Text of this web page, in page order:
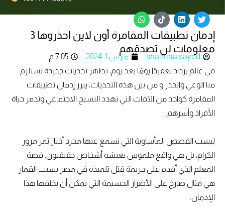
T
w
i
t
t
e
L
i
n
e
d
i
n
T
i
k
o
k
W
h
a
s
a
p
p
إدمان تطبيقات المقامرة أون لاين احذروها 3
معلومات لن تصدقهم
shaimaa sayed مارس 1, 2024
7:05 م
في عالم يزداد تعقيدًا يومًا بعد يوم، تظهر تحديات جديدة تستلزم
منا الوعي والحذر و من بين هذه التحديات، يبرز إدمان تطبيقات
المقامرة كواحد من الآفات التي تهدد النسيج الاجتماعي وتدمر حياة
الأفراد وأسرهم.
ليست القصص المأساوية التي نسمع عنها مجرد أخبار تمر مرور
الكرام، بل هي واقع ملموس يعيشه أشخاص حقيقيون. قصة
المعلم الذي أقدم على جريمة قتل تلميذه في مصر بسبب القمار
هي مثال صارخ على الأضرار الجسيمة التي يمكن أن يخلفها هذا
الإدمان.